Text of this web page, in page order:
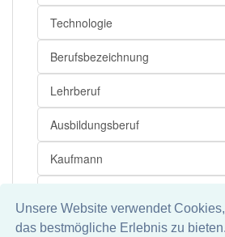
Unsere Website verwendet
das bestmögliche Erlebnis zu
Technologie
Berufsbezeichnung
Lehrberuf
Ausbildungsberuf
Kaufmann
Spedition